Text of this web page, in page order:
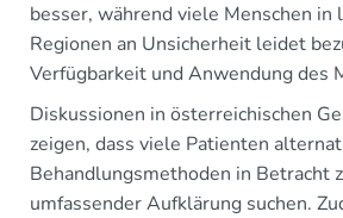
besser, während viele Menschen in
Regionen an Unsicherheit leidet
Verfügbarkeit und Anwendung des
Diskussionen in österreichischen
zeigen, dass viele Patienten
Behandlungsmethoden in Betracht
umfassender Aufklärung suchen.